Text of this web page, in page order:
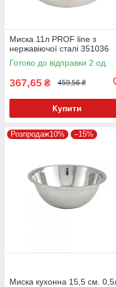
Миска 11л PROF line з
нержавіючої сталі 351036
Готово до відправки 2 од.
367,65 ₴ 459,56 ₴
Купити
Розпродаж10% –15%
Миска кухонна 15,5 см.